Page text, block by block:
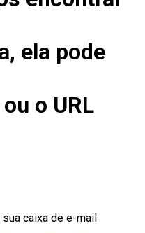
ela pode
o URL
caixa de e-mail